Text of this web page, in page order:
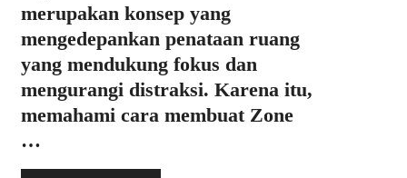
merupakan konsep yang
mengedepankan penataan ruang
yang mendukung fokus dan
mengurangi distraksi. Karena itu,
memahami cara membuat Zone
…